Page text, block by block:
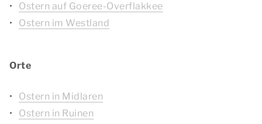
Ostern auf Goeree-Overflakkee
Ostern im Westland
Orte
Ostern in Midlaren
Ostern in Ruinen